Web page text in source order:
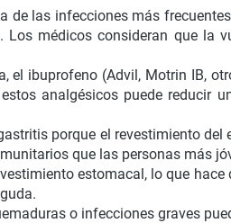
de las infecciones más
médicos consideran que la
el ibuprofeno (Advil, Motrin IB,
analgésicos puede reducir
porque el revestimiento
que las personas más
estomacal, lo que
o infecciones graves